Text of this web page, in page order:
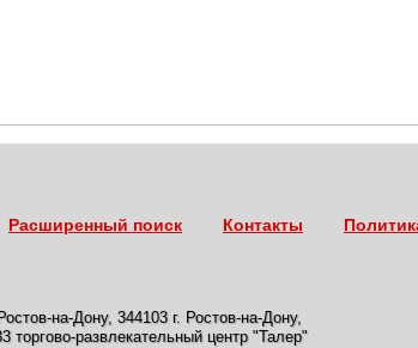
Расширенный поиск Контакты
на-Дону, 344103 г. Ростов-на-Дону,
торгово-развлекательный центр "Талер"